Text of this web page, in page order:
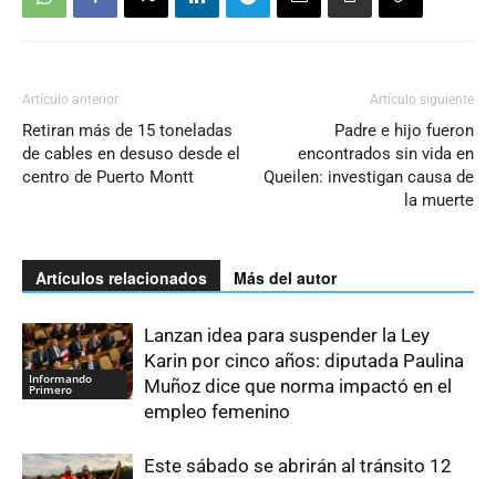
Artículo anterior
Retiran más de 15 toneladas
de cables en desuso desde el
centro de Puerto Montt
Artículo siguiente
Padre e hijo fueron
encontrados sin vida en
Queilen: investigan causa de
la muerte
Artículos relacionados Más del autor
Informando
Primero
Lanzan idea para suspender la Ley
Karin por cinco años: diputada Paulina
Muñoz dice que norma impactó en el
empleo femenino
Este sábado se abrirán al tránsito 12